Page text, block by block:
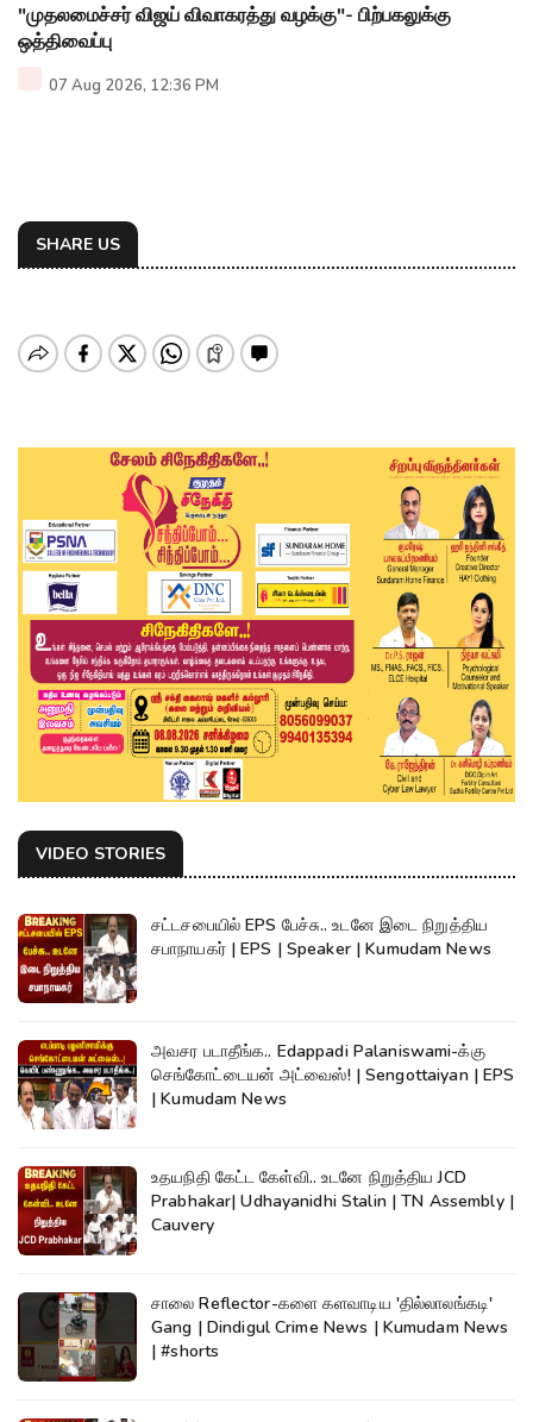
"முதலமைச்சர் விஜய் விவாகரத்து வழக்கு"- பிற்பகலுக்கு
ஒத்திவைப்பு
07 Aug 2026, 12:36 PM
SHARE US
VIDEO STORIES
சட்டசபையில் EPS பேச்சு.. உடனே இடை நிறுத்திய
சபாநாயகர் | EPS | Speaker | Kumudam News
அவசர படாதீங்க.. Edappadi Palaniswami-க்கு
செங்கோட்டையன் அட்வைஸ்! | Sengottaiyan | EPS
| Kumudam News
உதயநிதி கேட்ட கேள்வி.. உடனே நிறுத்திய JCD
Prabhakar| Udhayanidhi Stalin | TN Assembly |
Cauvery
சாலை Reflector-களை களவாடிய 'தில்லாலங்கடி'
Gang | Dindigul Crime News | Kumudam News
| #shorts